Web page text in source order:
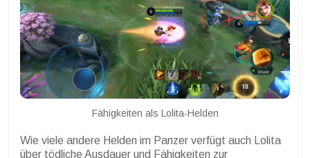
Fähigkeiten als Lolita-Helden
Wie viele andere Helden im Panzer verfügt auch Lolita
über tödliche Ausdauer und Fähigkeiten zur